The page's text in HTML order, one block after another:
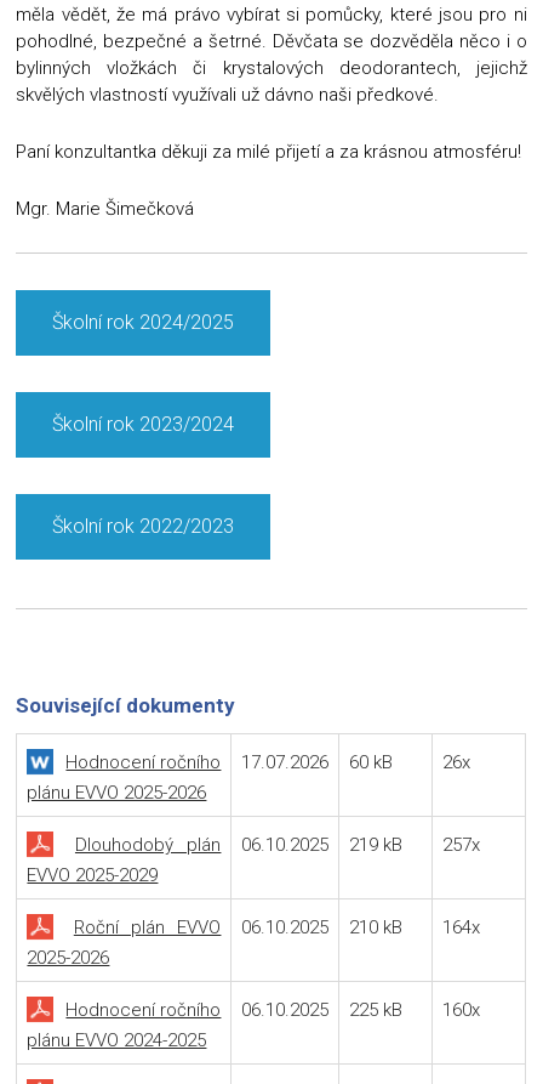
měla vědět, že má právo vybírat si pomůcky, které jsou pro ni
pohodlné, bezpečné a šetrné. Děvčata se dozvěděla něco i o
bylinných vložkách či krystalových deodorantech, jejichž
skvělých vlastností využívali už dávno naši předkové.
Paní konzultantka děkuji za milé přijetí a za krásnou atmosféru!
Mgr. Marie Šimečková
Školní rok 2024/2025
Školní rok 2023/2024
Školní rok 2022/2023
Související dokumenty
Hodnocení ročního
plánu EVVO 2025-2026
17.07.2026 60 kB 26x
Dlouhodobý plán
EVVO 2025-2029
06.10.2025 219 kB 257x
Roční plán EVVO
2025-2026
06.10.2025 210 kB 164x
Hodnocení ročního
plánu EVVO 2024-2025
06.10.2025 225 kB 160x